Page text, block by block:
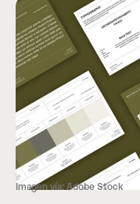
Imagen vía: Adobe Stock